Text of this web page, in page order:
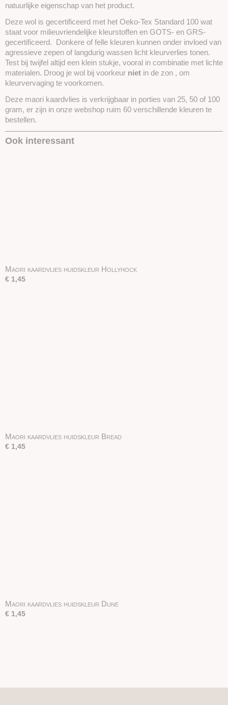
natuurlijke eigenschap van het product.
Deze wol is gecertificeerd met het Oeko-Tex Standard 100 wat
staat voor milieuvriendelijke kleurstoffen en GOTS- en GRS-
gecertificeerd. Donkere of felle kleuren kunnen onder invloed van
agressieve zepen of langdurig wassen licht kleurverlies tonen.
Test bij twijfel altijd een klein stukje, vooral in combinatie met lichte
materialen. Droog je wol bij voorkeur niet in de zon , om
kleurvervaging te voorkomen.
Deze maori kaardvlies is verkrijgbaar in porties van 25, 50 of 100
gram, er zijn in onze webshop ruim 60 verschillende kleuren te
bestellen.
Ook interessant
Maori kaardvlies huidskleur Hollyhock
€ 1,45
Maori kaardvlies huidskleur Bread
€ 1,45
Maori kaardvlies huidskleur Dune
€ 1,45